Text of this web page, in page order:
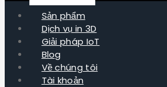
Sản phẩm
Dịch vụ in 3D
Giải pháp IoT
Blog
Về chúng tôi
Tài khoản